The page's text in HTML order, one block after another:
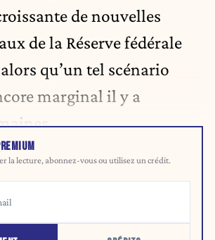
de nouvelles
de la Réserve fédérale
qu’un tel scénario
marginal il y a
la lecture, abonnez-vous ou utilisez un crédit.